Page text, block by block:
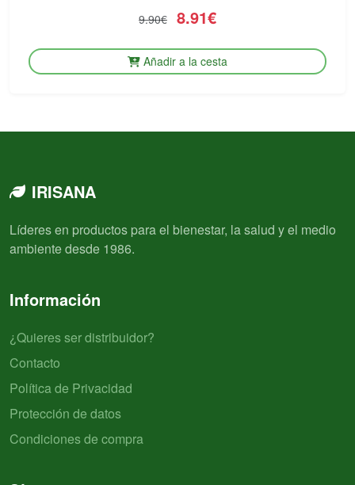
9.90€ 8.91€
Añadir a la cesta
IRISANA
Líderes en productos para el bienestar, la salud y el medio
ambiente desde 1986.
Información
¿Quieres ser distribuidor?
Contacto
Política de Privacidad
Protección de datos
Condiciones de compra